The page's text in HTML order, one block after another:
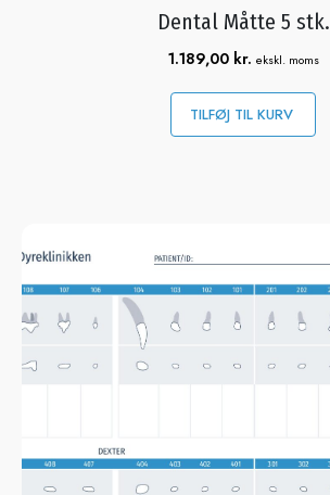
Dental Måtte 5 stk.
1.189,00 kr. ekskl. moms
TILFØJ TIL KURV